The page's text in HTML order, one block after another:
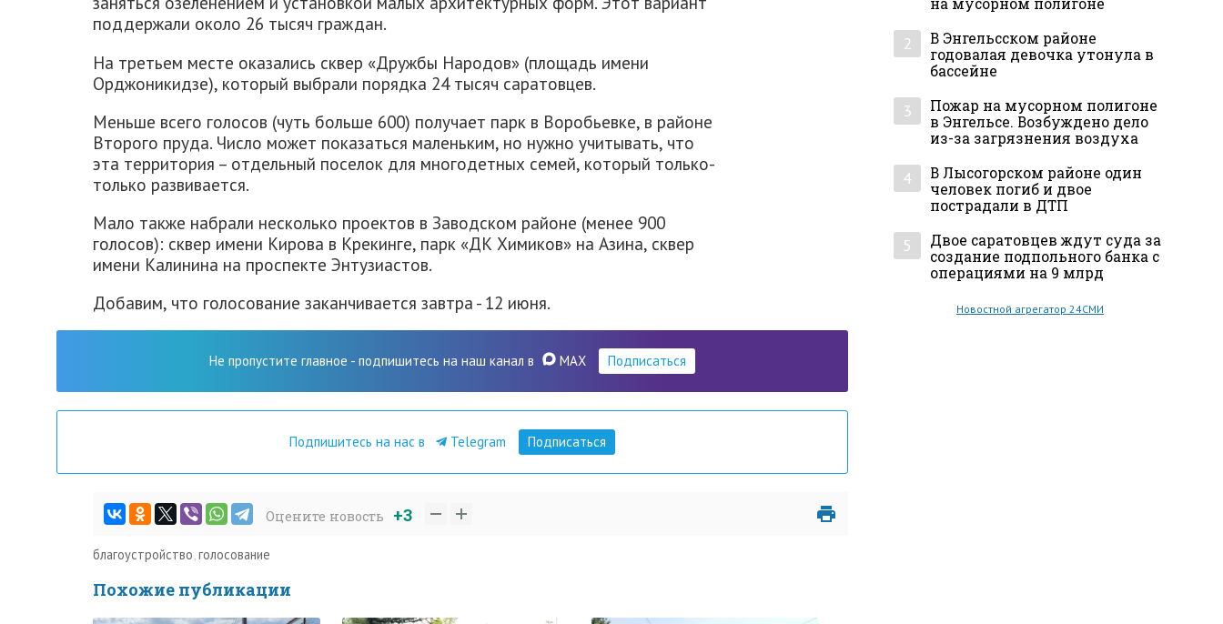
поддержали около 26 тысяч граждан.
На третьем месте оказались сквер «Дружбы Народов» (площадь имени
Орджоникидзе), который выбрали порядка 24 тысяч саратовцев.
Меньше всего голосов (чуть больше 600) получает парк в Воробьевке, в районе
Второго пруда. Число может показаться маленьким, но нужно учитывать, что
эта территория – отдельный поселок для многодетных семей, который только-
только развивается.
Мало также набрали несколько проектов в Заводском районе (менее 900
голосов): сквер имени Кирова в Крекинге, парк «ДК Химиков» на Азина, сквер
имени Калинина на проспекте Энтузиастов.
Добавим, что голосование заканчивается завтра - 12 июня.
Не пропустите главное - подпишитесь на наш канал в MAX Подписаться
Подпишитесь на нас в Telegram Подписаться
Оцените новость +3
благоустройство,голосование
Похожие публикации
на мусорном полигоне
2
В Энгельсском районе
годовалая девочка утонула в
бассейне
3
Пожар на мусорном полигоне
в Энгельсе. Возбуждено дело
из-за загрязнения воздуха
4
В Лысогорском районе один
человек погиб и двое
пострадали в ДТП
5
Двое саратовцев ждут суда за
создание подпольного банка с
операциями на 9 млрд
Новостной агрегатор 24СМИ